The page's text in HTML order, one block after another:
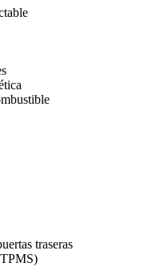
traseras